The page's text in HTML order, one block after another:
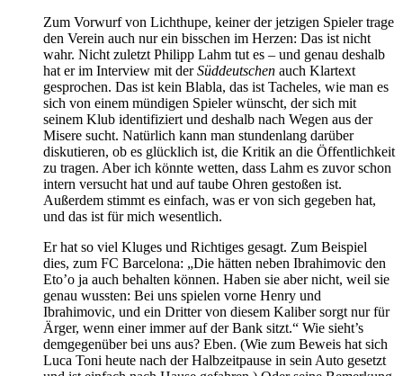
Zum Vorwurf von Lichthupe, keiner der jetzigen Spieler trage
den Verein auch nur ein bisschen im Herzen: Das ist nicht
wahr. Nicht zuletzt Philipp Lahm tut es – und genau deshalb
hat er im Interview mit derSüddeutschen auch Klartext
gesprochen. Das ist kein Blabla, das ist Tacheles, wie man es
sich von einem mündigen Spieler wünscht, der sich mit
seinem Klub identifiziert und deshalb nach Wegen aus der
Misere sucht. Natürlich kann man stundenlang darüber
diskutieren, ob es glücklich ist, die Kritik an die Öffentlichkeit
zu tragen. Aber ich könnte wetten, dass Lahm es zuvor schon
intern versucht hat und auf taube Ohren gestoßen ist.
Außerdem stimmt es einfach, was er von sich gegeben hat,
und das ist für mich wesentlich.
Er hat so viel Kluges und Richtiges gesagt. Zum Beispiel
dies, zum FC Barcelona: „Die hätten neben Ibrahimovic den
Eto’o ja auch behalten können. Haben sie aber nicht, weil sie
genau wussten: Bei uns spielen vorne Henry und
Ibrahimovic, und ein Dritter von diesem Kaliber sorgt nur für
Ärger, wenn einer immer auf der Bank sitzt.“ Wie sieht’s
demgegenüber bei uns aus? Eben. (Wie zum Beweis hat sich
Luca Toni heute nach der Halbzeitpause in sein Auto gesetzt